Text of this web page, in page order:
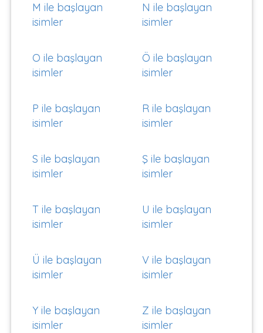
M ile başlayan
isimler
N ile başlayan
isimler
O ile başlayan
isimler
Ö ile başlayan
isimler
P ile başlayan
isimler
R ile başlayan
isimler
S ile başlayan
isimler
Ş ile başlayan
isimler
T ile başlayan
isimler
U ile başlayan
isimler
Ü ile başlayan
isimler
V ile başlayan
isimler
Y ile başlayan
isimler
Z ile başlayan
isimler